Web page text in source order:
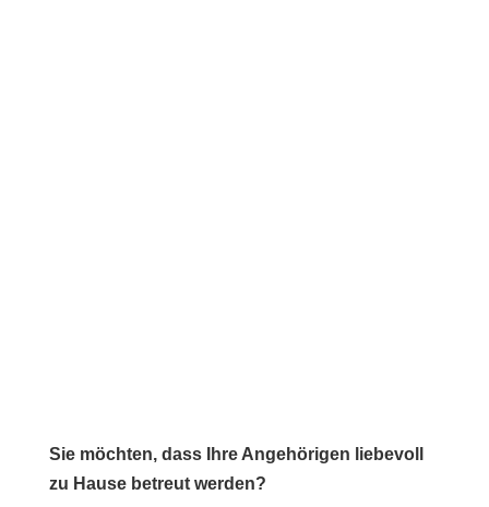
Sie möchten, dass Ihre Angehörigen liebevoll
zu Hause betreut werden?